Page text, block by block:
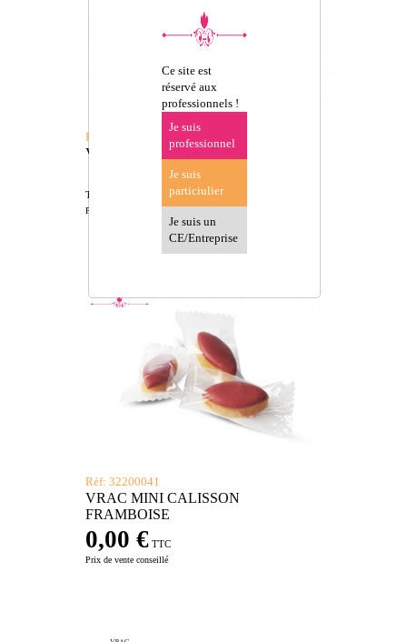
Réf: 32200044
VRAC MINI CALISSON FIGUE
TTC
Prix de vente conseillé
Réf: 32200041
VRAC MINI CALISSON
FRAMBOISE
0,00 € TTC
Prix de vente conseillé
Ce site est
réservé aux
professionnels !
Je suis
professionnel
Je suis
particiulier
Je suis un
CE/Entreprise